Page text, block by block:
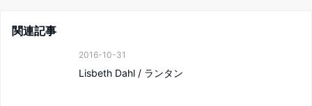
関連記事
2016-10-31
Lisbeth Dahl / ランタン